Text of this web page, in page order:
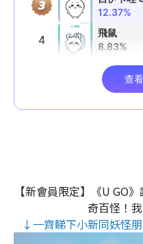
【新會員限定】《U GO
奇百怪！
↓一齊睇下小新同妖怪